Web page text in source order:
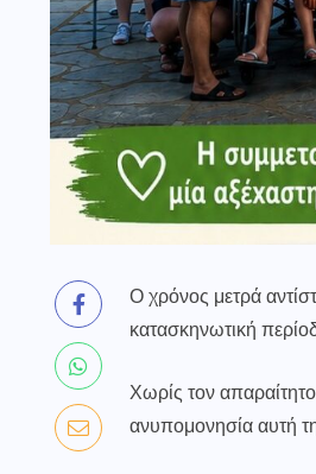
Ο χρόνος μετρά
κατασκηνωτική
Χωρίς τον
ανυπομονησία αυτή